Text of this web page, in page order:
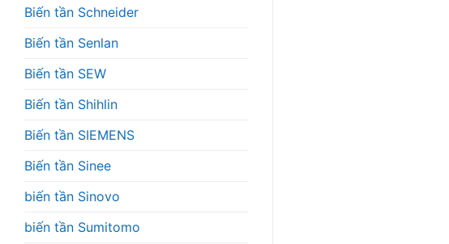
Biến tần Schneider
Biến tần Senlan
Biến tần SEW
Biến tần Shihlin
Biến tần SIEMENS
Biến tần Sinee
biến tần Sinovo
biến tần Sumitomo